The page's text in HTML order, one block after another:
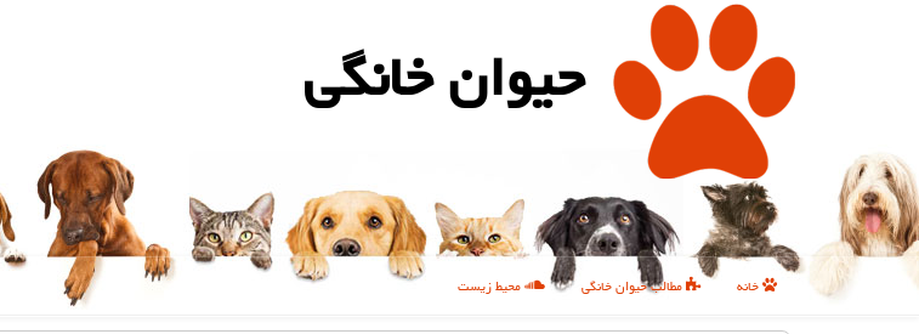
حیوان خانگی
خانه مطالب حیوان خانگی محیط زیست